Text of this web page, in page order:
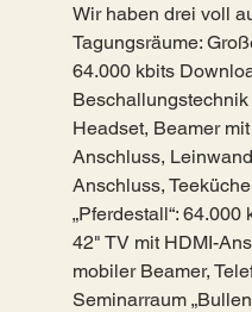
Wir haben drei voll
Tagungsräume:
64.000 kbits
Headset, Beamer
Anschluss,
Anschluss,
„Pferdestall“:
42" TV mit HDMI-
mobiler Beamer,
Seminarraum